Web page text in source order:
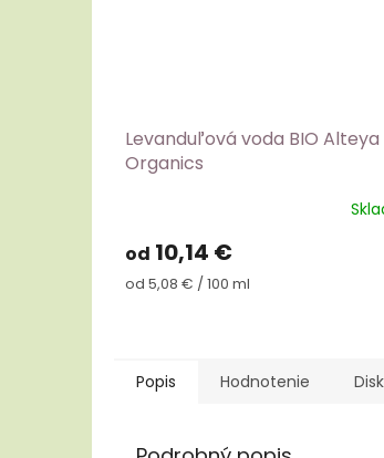
Levanduľová voda BIO Alteya
Organics
od 10,14 €
Jednotková
od 5,08 € / 100 ml
Popis Hodnotenie